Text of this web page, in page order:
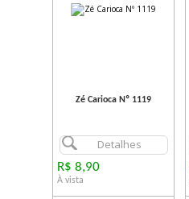
Zé Carioca Nº 1119
Detalhes
R$ 8,90
À vista